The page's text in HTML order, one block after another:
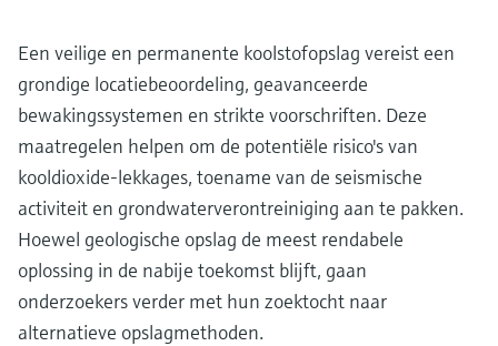
Een veilige en permanente koolstofopslag vereist een
grondige locatiebeoordeling, geavanceerde
bewakingssystemen en strikte voorschriften. Deze
maatregelen helpen om de potentiële risico's van
kooldioxide-lekkages, toename van de seismische
activiteit en grondwaterverontreiniging aan te pakken.
Hoewel geologische opslag de meest rendabele
oplossing in de nabije toekomst blijft, gaan
onderzoekers verder met hun zoektocht naar
alternatieve opslagmethoden.